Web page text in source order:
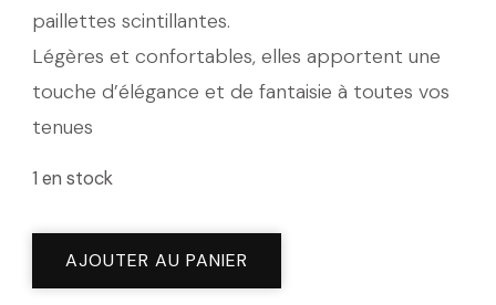
paillettes scintillantes.
Légères et confortables, elles apportent une
touche d’élégance et de fantaisie à toutes vos
tenues
1 en stock
quantité
AJOUTER AU PANIER